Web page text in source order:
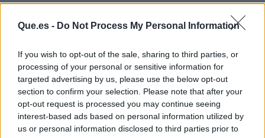
Que.es - Do Not Process My Personal Information
If you wish to opt-out of the sale, sharing to third parties, or
processing of your personal or sensitive information for
targeted advertising by us, please use the below opt-out
section to confirm your selection. Please note that after your
opt-out request is processed you may continue seeing
interest-based ads based on personal information utilized by
us or personal information disclosed to third parties prior to
Como parte del tratamiento, se inyectan los
neuromodulares en la zona implicada,
que se pueden generar en la mandíbula, la
cabeza o incluso el cuello. Por estos motivos, el
tratamiento con neuromoduladores que ofrece
la clínica de la doctora Sandra Hermida es una
opción rápida y cómoda que aprovecha
adelantos científicos relevantes para tratar el